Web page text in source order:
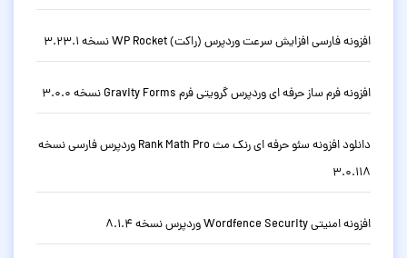
افزونه فارسی افزایش سرعت وردپرس (راکت) WP Rocket نسخه 3.23.1
افزونه فرم ساز حرفه ای وردپرس گرویتی فرم Gravity Forms نسخه 3.0.0
دانلود افزونه سئو حرفه ای رنک مث Rank Math Pro وردپرس فارسی نسخه
3.0.118
افزونه امنیتی Wordfence Security وردپرس نسخه 8.1.4